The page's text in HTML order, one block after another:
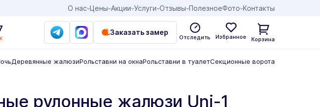
О нас Цены Акции Услуги Отзывы ПолезноеФото Контакты
Заказать замер
Отследить Избранное Корзина
Деревянные жалюзиРольставни на окнаРольставни в туалетСекционные ворота
рулонные жалюзи Uni-1